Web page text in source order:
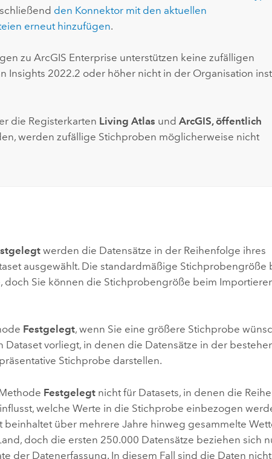
den Konnektor mit den aktuellen
erneut hinzufügen.
zu ArcGIS Enterprise unterstützen keine zufälligen
Insights 2022.2 oder höher nicht in der Organisation
die Registerkarten Living Atlas und ArcGIS, öffentlich
werden zufällige Stichproben möglicherweise nicht
werden die Datensätze in der Reihenfolge ihres
ausgewählt. Die standardmäßige Stichprobengröße
doch Sie können die Stichprobengröße beim
Festgelegt, wenn Sie eine größere Stichprobe
Dataset vorliegt, in denen die Datensätze in der
Stichprobe darstellen.
Festgelegt nicht für Datasets, in denen die
welche Werte in die Stichprobe einbezogen
beinhaltet über mehrere Jahre hinweg gesammelte
doch die ersten 250.000 Datensätze beziehen sich
der Datenerfassung. In diesem Fall sind die Daten nicht